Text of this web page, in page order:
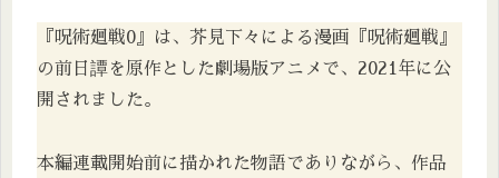
『呪術廻戦0』は、芥見下々による漫画『呪術廻戦』
の前日譚を原作とした劇場版アニメで、2021年に公
開されました。
本編連載開始前に描かれた物語でありながら、作品